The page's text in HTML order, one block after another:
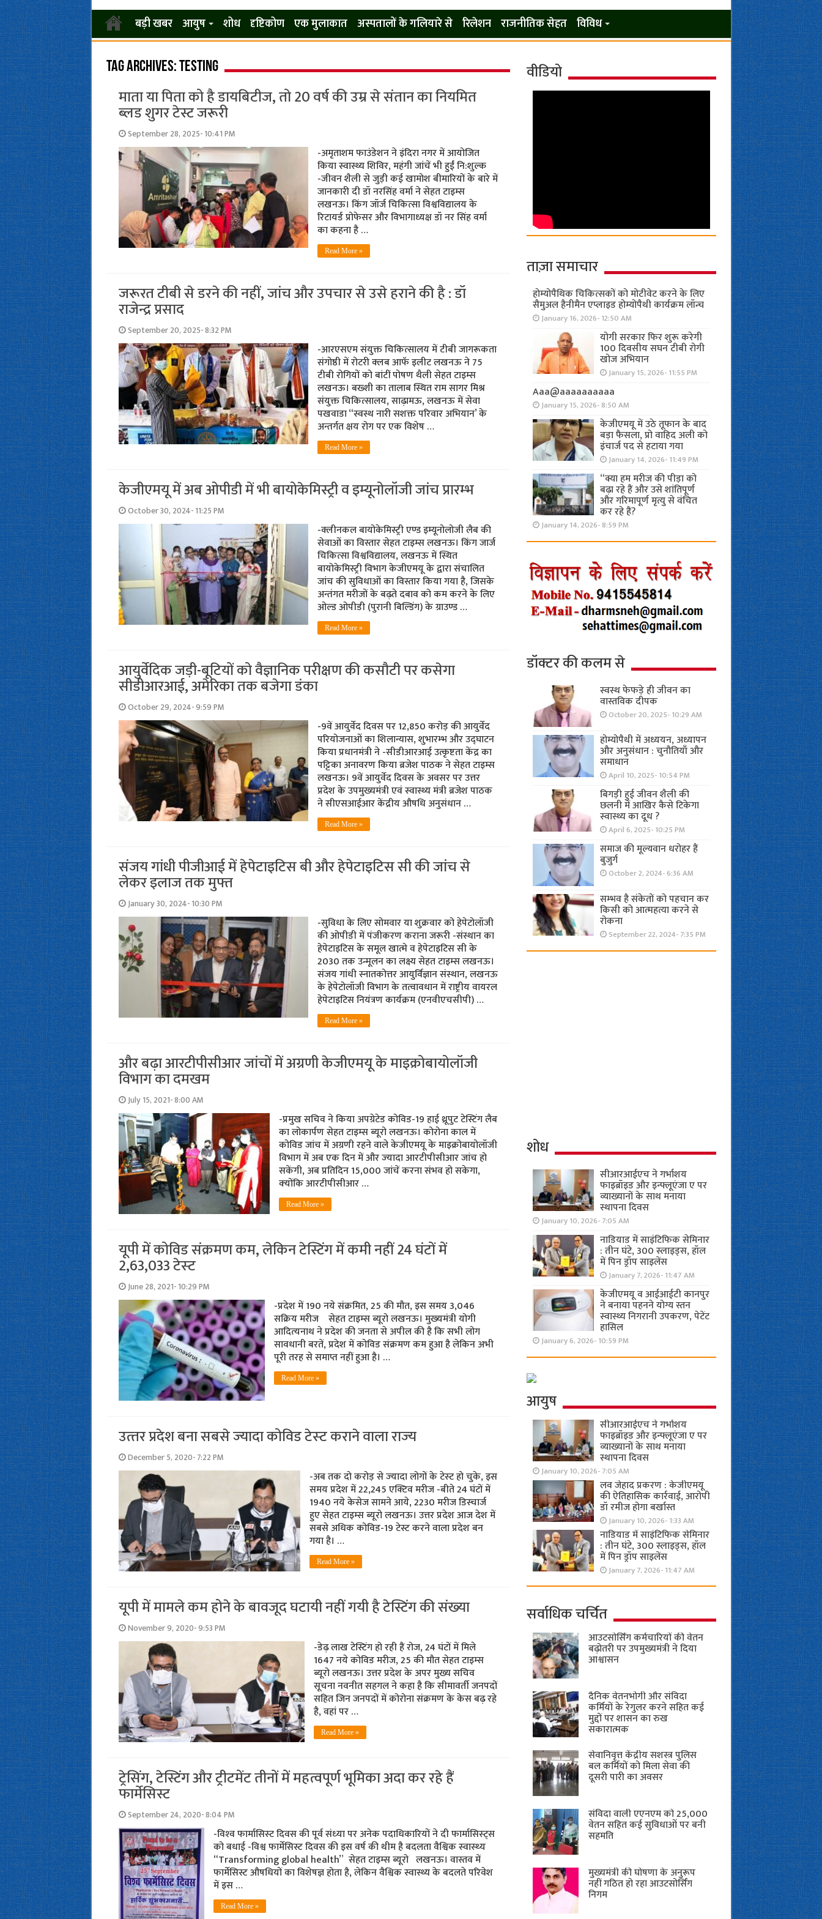
बड़ी खबर आयुष शोध दृष्टिकोण एक मुलाकात अस्पतालों के गलियारे से रिलेशन राजनीतिक सेहत विविध
Tag Archives:Testing
माता या पिता को है डायबिटीज, तो 20 वर्ष की उम्र से संतान का नियमित
ब्लड शुगर टेस्ट जरूरी
September 28, 2025- 10:41 PM
-अमृताशम फाउंडेशन ने इंदिरा नगर में आयोजित
किया स्वास्थ्य शिविर, महंगी जांचें भी हुईं नि:शुल्क
-जीवन शैली से जुड़ी कई खामोश बीमारियों के बारे में
जानकारी दी डॉ नरसिंह वर्मा ने सेहत टाइम्स
लखनऊ। किंग जॉर्ज चिकित्सा विश्वविद्यालय के
रिटायर्ड प्रोफेसर और विभागाध्यक्ष डॉ नर सिंह वर्मा
का कहना है …
Read More »
जरूरत टीबी से डरने की नहीं, जांच और उपचार से उसे हराने की है : डॉ
राजेन्द्र प्रसाद
September 20, 2025- 8:32 PM
-आरएसएम संयुक्त चिकित्सालय में टीबी जागरूकता
संगोष्ठी में रोटरी क्लब आफॅ इलीट लखनऊ ने 75
टीबी रोगियों को बांटीं पोषण थैली सेहत टाइम्स
लखनऊ। बख्शी का तालाब स्थित राम सागर मिश्र
संयुक्त चिकित्सालय, साढ़ामऊ, लखनऊ में सेवा
पखवाडा “स्वस्थ नारी सशक्त परिवार अभियान’ के
अन्तर्गत क्षय रोग पर एक विशेष …
Read More »
केजीएमयू में अब ओपीडी में भी बायोकेमिस्ट्री व इम्यूनोलॉजी जांच प्रारम्भ
October 30, 2024- 11:25 PM
-क्लीनकल बायोकेमिस्ट्री एण्ड इम्यूनोलोजी लैब की
सेवाओं का विस्तार सेहत टाइम्स लखनऊ। किंग जार्ज
चिकित्सा विश्वविद्यालय, लखनऊ में स्थित
बायोकेमिस्ट्री विभाग केजीएमयू के द्वारा संचालित
जांच की सुविधाओं का विस्तार किया गया है, जिसके
अन्तंगत मरीजों के बढ़ते दबाव को कम करने के लिए
ओल्ड ओपीडी (पुरानी बिल्डिंग) के ग्राउण्ड …
Read More »
आयुर्वेदिक जड़ी-बूटियों को वैज्ञानिक परीक्षण की कसौटी पर कसेगा
सीडीआरआई, अमेरिका तक बजेगा डंका
October 29, 2024- 9:59 PM
-9वें आयुर्वेद दिवस पर 12,850 करोड़ की आयुर्वेद
परियोजनाओं का शिलान्यास, शुभारम्भ और उद्घाटन
किया प्रधानमंत्री ने -सीडीआरआई उत्कृष्टता केंद्र का
पट्टिका अनावरण किया ब्रजेश पाठक ने सेहत टाइम्स
लखनऊ। 9वें आयुर्वेद दिवस के अवसर पर उत्तर
प्रदेश के उपमुख्यमंत्री एवं स्वास्थ्य मंत्री ब्रजेश पाठक
ने सीएसआईआर केंद्रीय औषधि अनुसंधान …
Read More »
संजय गांधी पीजीआई में हेपेटाइटिस बी और हेपेटाइटिस सी की जांच से
लेकर इलाज तक मुफ्त
January 30, 2024- 10:30 PM
-सुविधा के लिए सोमवार या शुक्रवार को हेपेटोलॉजी
की ओपीडी में पंजीकरण कराना जरूरी -संस्थान का
हेपेटाइटिस के समूल खात्मे व हेपेटाइटिस सी के
2030 तक उन्मूलन का लक्ष्य सेहत टाइम्स लखनऊ।
संजय गांधी स्नातकोत्तर आयुर्विज्ञान संस्थान, लखनऊ
के हेपेटोलॉजी विभाग के तत्वावधान में राष्ट्रीय वायरल
हेपेटाइटिस नियंत्रण कार्यक्रम (एनवीएचसीपी) …
Read More »
और बढ़ा आरटीपीसीआर जांचों में अग्रणी केजीएमयू के माइक्रोबायोलॉजी
विभाग का दमखम
July 15, 2021- 8:00 AM
-प्रमुख सचिव ने किया अपग्रेटेड कोविड-19 हाई थ्रूपुट टेस्टिंग लैब
का लोकार्पण सेहत टाइम्‍स ब्‍यूरो लखनऊ। कोरोना काल में
कोविड जांच में अग्रणी रहने वाले केजीएमयू के माइक्रोबायोलॉजी
विभाग में अब एक दिन में और ज्‍यादा आरटीपीसीआर जांच हो
सकेंगी, अब प्रतिदिन 15,000 जांचें करना संभव हो सकेगा,
क्‍योंकि आरटीपीसीआर …
Read More »
यूपी में कोविड संक्रमण कम, लेकिन टेस्टिंग में कमी नहीं 24 घंटों में
2,63,033 टेस्‍ट
June 28, 2021- 10:29 PM
-प्रदेश में 190 नये संक्रमित, 25 की मौत, इस समय 3,046
सक्रिय मरीज सेहत टाइम्‍स ब्‍यूरो लखनऊ। मुख्‍यमंत्री योगी
आदित्‍यनाथ ने प्रदेश की जनता से अपील की है कि सभी लोग
सावधानी बरतें, प्रदेश में कोविड संक्रमण कम हुआ है लेकिन अभी
पूरी तरह से समाप्त नहीं हुआ है। …
Read More »
उत्‍तर प्रदेश बना सबसे ज्‍यादा कोविड टेस्‍ट कराने वाला राज्‍य
December 5, 2020- 7:22 PM
-अब तक दो करोड़ से ज्‍यादा लोगों के टेस्‍ट हो चुके, इस
समय प्रदेश में 22,245 एक्टिव मरीज -बीते 24 घंटों में
1940 नये केसेज सामने आये, 2230 मरीज डिस्‍चार्ज
हुए सेहत टाइम्‍स ब्‍यूरो लखनऊ। उत्तर प्रदेश आज देश में
सबसे अधिक कोविड-19 टेस्ट करने वाला प्रदेश बन
गया है। …
Read More »
यूपी में मामले कम होने के बावजूद घटायी नहीं गयी है टेस्टिंग की संख्‍या
November 9, 2020- 9:53 PM
-डेढ़ लाख टेस्टिंग हो रही हैं रोज, 24 घंटों में मिले
1647 नये कोविड मरीज, 25 की मौत सेहत टाइम्‍स
ब्‍यूरो लखनऊ। उत्तर प्रदेश के अपर मुख्य सचिव
सूचना नवनीत सहगल ने कहा है कि सीमावर्ती जनपदों
सहित जिन जनपदों में कोरोना संक्रमण के केस बढ़ रहे
है, वहां पर …
Read More »
ट्रेसिंग, टेस्टिंग और ट्रीटमेंट तीनों में महत्वपूर्ण भूमिका अदा कर रहे हैं
फार्मेसिस्ट
September 24, 2020- 8:04 PM
-विश्‍व फार्मासिस्‍ट दिवस की पूर्व संध्‍या पर अनेक पदाधिकारियों ने दी फार्मासिस्‍ट्स
को बधाई -विश्व फार्मेसिस्ट दिवस की इस वर्ष की थीम है बदलता वैश्विक स्‍वास्‍थ्‍य
“Transforming global health” सेहत टाइम्‍स ब्‍यूरो लखनऊ। वास्तव में
फार्मेसिस्ट औषधियों का विशेषज्ञ होता है, लेकिन वैश्विक स्वास्थ्य के बदलते परिवेश
में इस …
Read More »
वीडियो
ताज़ा समाचार
होम्योपैथिक चिकित्सकों को मोटीवेट करने के लिए
सैमुअल हैनीमैन एप्लाइड होम्योपैथी कार्यक्रम लॉन्च
January 16, 2026- 12:50 AM
योगी सरकार फिर शुरू करेगी
100 दिवसीय सघन टीबी रोगी
खोज अभियान
January 15, 2026- 11:55 PM
Aaa@aaaaaaaaaa
January 15, 2026- 8:50 AM
केजीएमयू में उठे तूफान के बाद
बड़ा फैसला, प्रो वाहिद अली को
इंचार्ज पद से हटाया गया
January 14, 2026- 11:49 PM
“क्या हम मरीज की पीड़ा को
बढ़ा रहे हैं और उसे शांतिपूर्ण
और गरिमापूर्ण मृत्यु से वंचित
कर रहे हैं?
January 14, 2026- 8:59 PM
डॉक्टर की कलम से
स्वस्थ फेफड़े ही जीवन का
वास्तविक दीपक
October 20, 2025- 10:29 AM
होम्योपैथी में अध्ययन, अध्यापन
और अनुसंधान : चुनौतियाँ और
समाधान
April 10, 2025- 10:54 PM
बिगड़ी हुई जीवन शैली की
छलनी में आखिर कैसे टिकेगा
स्वास्थ्य का दूध ?
April 6, 2025- 10:25 PM
समाज की मूल्यवान धरोहर हैं
बुजुर्ग
October 2, 2024- 6:36 AM
सम्भव है संकेतों को पहचान कर
किसी को आत्महत्या करने से
रोकना
September 22, 2024- 7:35 PM
शोध
सीआरआईएच ने गर्भाशय
फाइब्रॉइड और इन्फ्लूएंजा ए पर
व्याख्यानों के साथ मनाया
स्थापना दिवस
January 10, 2026- 7:05 AM
नाडियाड में साइंटिफिक सेमिनार
: तीन घंटे, 300 स्लाइड्स, हॉल
में पिन ड्रॉप साइलेंस
January 7, 2026- 11:47 AM
केजीएमयू व आईआईटी कानपुर
ने बनाया पहनने योग्य स्तन
स्वास्थ्य निगरानी उपकरण, पेटेंट
हासिल
January 6, 2026- 10:59 PM
आयुष
सीआरआईएच ने गर्भाशय
फाइब्रॉइड और इन्फ्लूएंजा ए पर
व्याख्यानों के साथ मनाया
स्थापना दिवस
January 10, 2026- 7:05 AM
लव जेहाद प्रकरण : केजीएमयू
की ऐतिहासिक कार्रवाई, आरोपी
डॉ रमीज होगा बर्खास्त
January 10, 2026- 1:33 AM
नाडियाड में साइंटिफिक सेमिनार
: तीन घंटे, 300 स्लाइड्स, हॉल
में पिन ड्रॉप साइलेंस
January 7, 2026- 11:47 AM
सर्वाधिक चर्चित
आउटसोर्सिंग कर्मचारियों की वेतन
बढ़ोतरी पर उपमुख्यमंत्री ने दिया
आश्वासन
दैनिक वेतनभोगी और संविदा
कर्मियों के रेगुलर करने सहित कई
मुद्दों पर शासन का रुख
सकारात्मक
सेवानिवृत्त केंद्रीय सशस्त्र पुलिस
बल ​कर्मियों को मिला सेवा की
दूसरी पारी का अवसर
संविदा वाली एएनएम को 25,000
वेतन सहित कई सुविधाओं पर बनी
सहमति
मुख्यमंत्री की घोषणा के अनुरूप
नहीं गठित हो रहा आउटसोर्सिंग
निगम